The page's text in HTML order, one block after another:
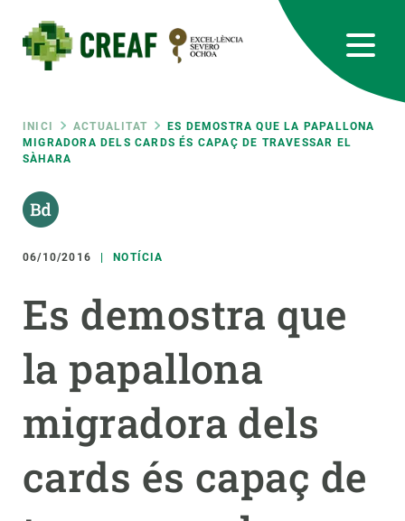
contingut
Fil
d'ariadna
INICI ACTUALITAT
ES DEMOSTRA QUE LA PAPALLONA
MIGRADORA DELS CARDS ÉS CAPAÇ DE TRAVESSAR EL
SÀHARA
06/10/2016 NOTÍCIA
Es demostra que
la papallona
migradora dels
cards és capaç de
RRSS
Featured
responsive
Responsive
menu
RECERCA
CIÈNCIA EN ACCIÓ
PARTICIPA
NOTÍCIES I AGENDA